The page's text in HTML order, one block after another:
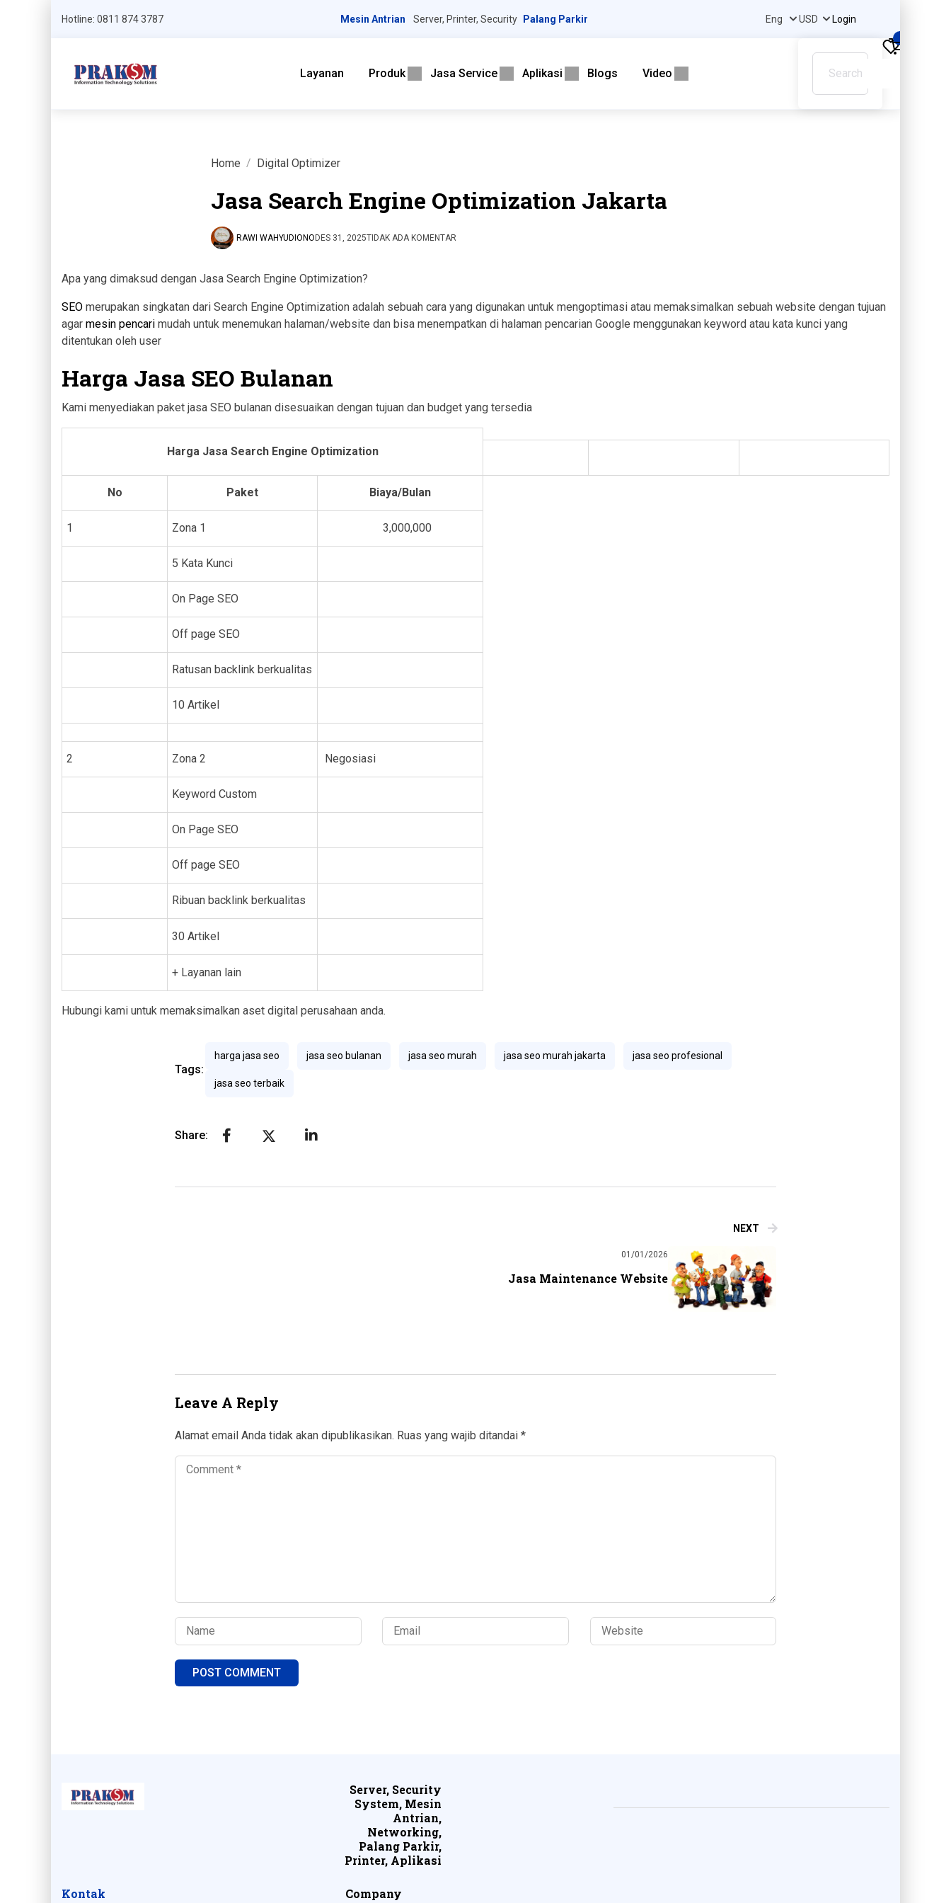
Hotline: 0811 874 3787 Mesin Antrian Server, Printer, Security Palang Parkir Login
Layanan Produk Jasa Service Aplikasi Blogs Video
Home Digital Optimizer
Jasa Search Engine Optimization Jakarta
RAWI WAHYUDIONO DES 31, 2025TIDAK ADA KOMENTAR
Apa yang dimaksud dengan Jasa Search Engine Optimization?
SEO merupakan singkatan dari Search Engine Optimization adalah sebuah cara yang digunakan untuk mengoptimasi atau memaksimalkan sebuah website dengan tujuan
agar mesin pencari mudah untuk menemukan halaman/website dan bisa menempatkan di halaman pencarian Google menggunakan keyword atau kata kunci yang
ditentukan oleh user
Harga Jasa SEO Bulanan
Kami menyediakan paket jasa SEO bulanan disesuaikan dengan tujuan dan budget yang tersedia
Harga Jasa Search Engine Optimization
No Paket Biaya/Bulan
1 Zona 1 3,000,000
5 Kata Kunci
On Page SEO
Off page SEO
Ratusan backlink berkualitas
10 Artikel
2 Zona 2 Negosiasi
Keyword Custom
On Page SEO
Off page SEO
Ribuan backlink berkualitas
30 Artikel
+ Layanan lain
Hubungi kami untuk memaksimalkan aset digital perusahaan anda.
Tags:
harga jasa seo jasa seo bulanan jasa seo murah jasa seo murah jakarta jasa seo profesional
jasa seo terbaik
Share:
NEXT
01/01/2026
Jasa Maintenance Website
Leave A Reply
Alamat email Anda tidak akan dipublikasikan. Ruas yang wajib ditandai *
Server, Security
System, Mesin
Antrian,
Networking,
Palang Parkir,
Printer, Aplikasi
Kontak Company